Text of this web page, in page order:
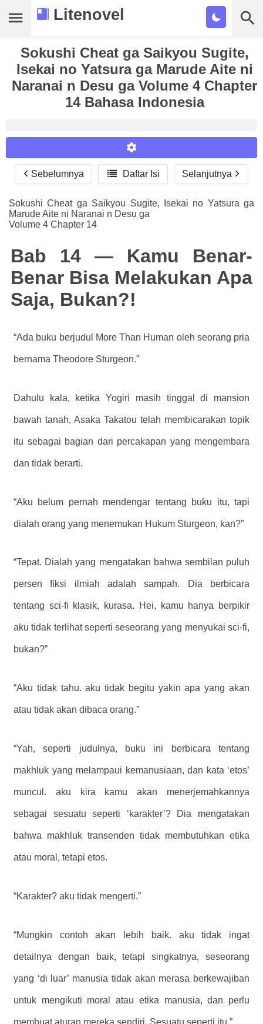
Litenovel
Daftar Novel
Tamat
Cari
Sokushi Cheat ga Saikyou Sugite,
Isekai no Yatsura ga Marude Aite ni
Naranai n Desu ga Volume 4 Chapter
14 Bahasa Indonesia
Reader Settings
Font :
Titillium Web
Arial
Times New Roman
A-
A+
Sebelumnya  Daftar Isi Selanjutnya
Sokushi Cheat ga Saikyou Sugite, Isekai no Yatsura ga
Marude Aite ni Naranai n Desu ga
Volume 4 Chapter 14
Bab 14 — Kamu Benar-
Benar Bisa Melakukan Apa
Saja, Bukan?!
“Ada buku berjudul More Than Human oleh seorang pria
bernama Theodore Sturgeon.”
Dahulu kala, ketika Yogiri masih tinggal di mansion
bawah tanah, Asaka Takatou telah membicarakan topik
itu sebagai bagian dari percakapan yang mengembara
dan tidak berarti.
“Aku belum pernah mendengar tentang buku itu, tapi
dialah orang yang menemukan Hukum Sturgeon, kan?”
“Tepat. Dialah yang mengatakan bahwa sembilan puluh
persen fiksi ilmiah adalah sampah. Dia berbicara
tentang sci-fi klasik, kurasa. Hei, kamu hanya berpikir
aku tidak terlihat seperti seseorang yang menyukai sci-fi,
bukan?”
“Aku tidak tahu. aku tidak begitu yakin apa yang akan
atau tidak akan dibaca orang.”
“Yah, seperti judulnya, buku ini berbicara tentang
makhluk yang melampaui kemanusiaan, dan kata ‘etos’
muncul. aku kira kamu akan menerjemahkannya
sebagai sesuatu seperti ‘karakter’? Dia mengatakan
bahwa makhluk transenden tidak membutuhkan etika
atau moral, tetapi etos.
“Karakter? aku tidak mengerti.”
“Mungkin contoh akan lebih baik. aku tidak ingat
detailnya dengan baik, tetapi singkatnya, seseorang
yang ‘di luar’ manusia tidak akan merasa berkewajiban
untuk mengikuti moral atau etika manusia, dan perlu
membuat aturan mereka sendiri. Sesuatu seperti itu.”